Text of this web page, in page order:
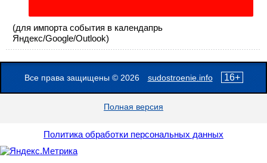
(для импорта события в календапрь
Яндекс/Google/Outlook)
Все права защищены © 2026 sudostroenie.info 16+
Полная версия
Политика обработки персональных данных